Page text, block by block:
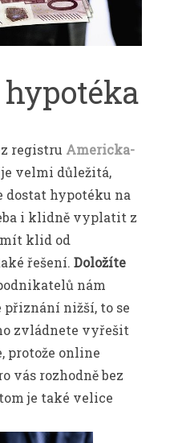
registru Americka-
je velmi důležitá,
dostat hypotéku na
i klidně vyplatit z
klid od
řešení. Doložíte
nám
přiznání nižší, to se
zvládnete vyřešit
protože online
vás rozhodně bez
je také velice